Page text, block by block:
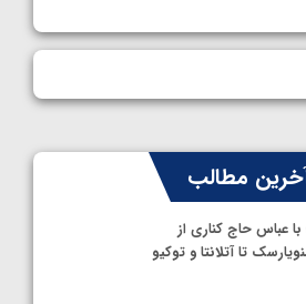
مطالب
عباس حاج کناری از
تا آتلانتا و توکیو